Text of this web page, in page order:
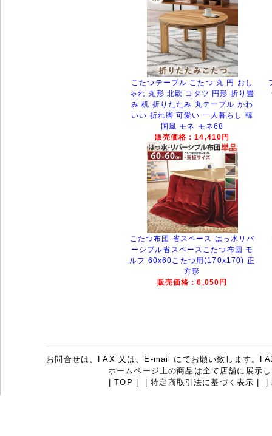
こたつテーブル こたつ 丸 円 おし
ゃれ 丸形 北欧 コタツ 円形 折り畳
み 机 折りたたみ 丸テーブル かわ
いい 折れ脚 可愛い 一人暮らし 韓
国風 モネ モネ68
販売価格：14,410円
こたつ布団 省スペース はっ水リバ
ーシブル省スペースこたつ布団 モ
ルフ 60x60こたつ用(170x170) 正
方形
販売価格：6,050円
お問合せは、FAX 又は、E-mail にてお願い致します。
ホームページ上の商品は全て店舗に展示
|TOP |特定商取引法に基づく表示 |